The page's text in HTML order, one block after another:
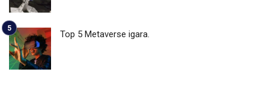
Top 5 Metaverse igara.